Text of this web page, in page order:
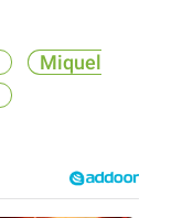
Miquel